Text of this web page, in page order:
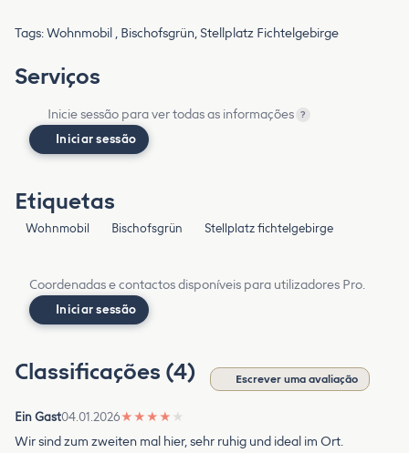
Tags: Wohnmobil , Bischofsgrün, Stellplatz Fichtelgebirge
Serviços
Inicie sessão para ver todas as informações ?
Iniciar sessão
Etiquetas
Wohnmobil Bischofsgrün Stellplatz fichtelgebirge
Coordenadas e contactos disponíveis para utilizadores Pro.
Iniciar sessão
Classificações (4) Escrever uma avaliação
Ein Gast04.01.2026★ ★ ★ ★ ★
Wir sind zum zweiten mal hier, sehr ruhig und ideal im Ort.